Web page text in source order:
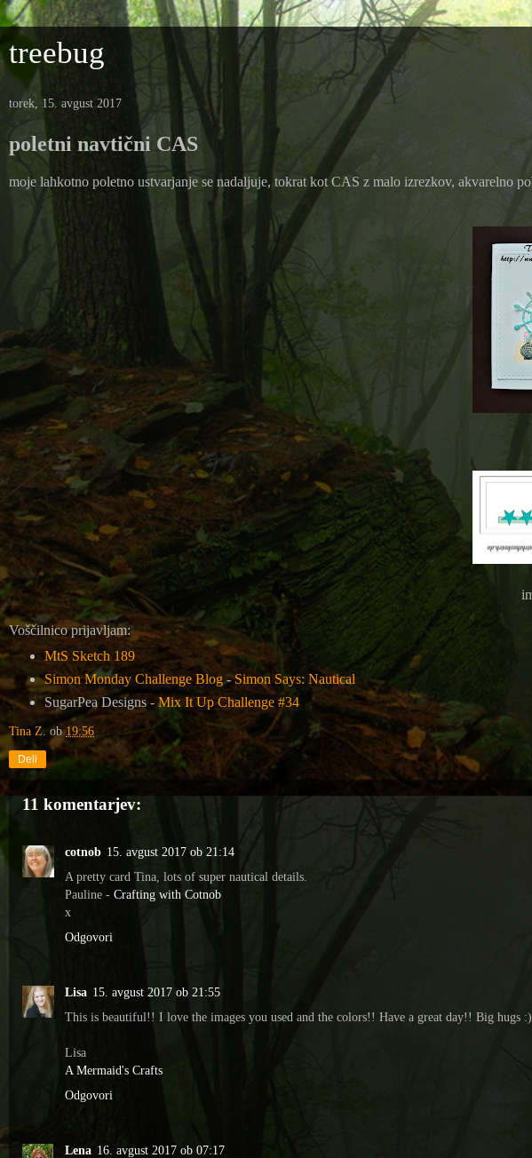
treebug
torek, 15. avgust 2017
poletni navtični CAS
moje lahkotno poletno ustvarjanje se nadaljuje, tokrat kot CAS z malo izrezkov, akvarelno
Voščilnico prijavljam:
MtS Sketch 189
Simon Monday Challenge Blog-Simon Says: Nautical
SugarPea Designs -Mix It Up Challenge #34
Tina Z. ob19:56
Deli
11 komentarjev:
cotnob 15. avgust 2017 ob 21:14
A pretty card Tina, lots of super nautical details.
Pauline - Crafting with Cotnob
x
Odgovori
Lisa 15. avgust 2017 ob 21:55
This is beautiful!! I love the images you used and the colors!! Have a great day!! Big hugs :)
Lisa
A Mermaid's Crafts
Odgovori
Lena 16. avgust 2017 ob 07:17